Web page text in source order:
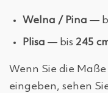
Welna / Pina —
Plisa — bis 245
Wenn Sie die
eingeben, sehen